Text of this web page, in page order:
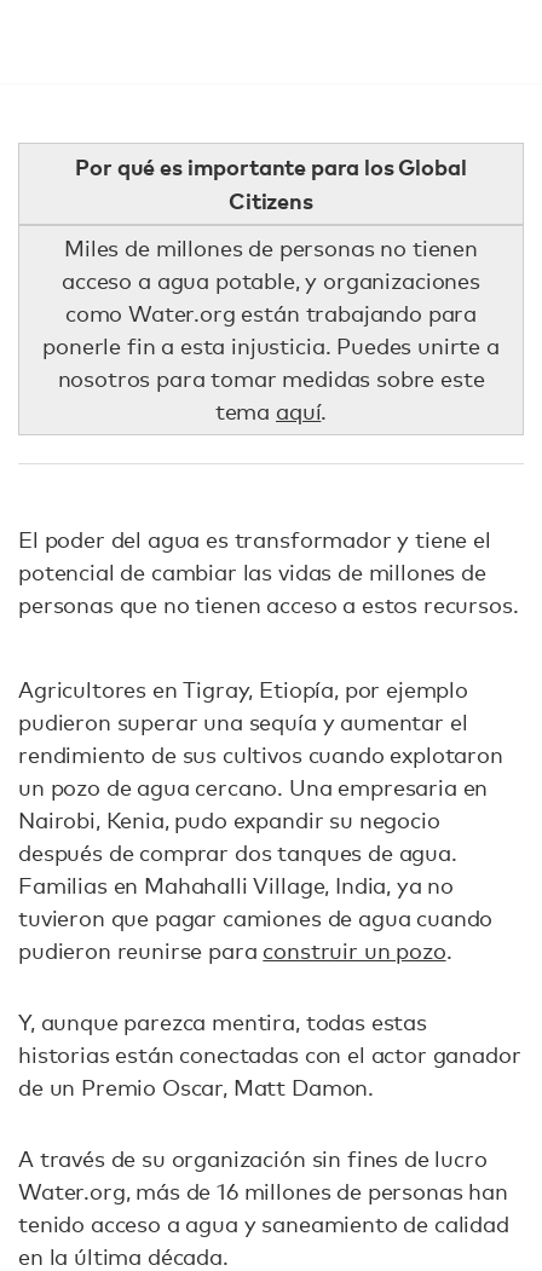
Por qué es importante para los Global
Citizens
Miles de millones de personas no tienen
acceso a agua potable, y organizaciones
como Water.org están trabajando para
ponerle fin a esta injusticia. Puedes unirte a
nosotros para tomar medidas sobre este
tema aquí.
El poder del agua es transformador y tiene el
potencial de cambiar las vidas de millones de
personas que no tienen acceso a estos recursos.
Agricultores en Tigray, Etiopía, por ejemplo
pudieron superar una sequía y aumentar el
rendimiento de sus cultivos cuando explotaron
un pozo de agua cercano. Una empresaria en
Nairobi, Kenia, pudo expandir su negocio
después de comprar dos tanques de agua.
Familias en Mahahalli Village, India, ya no
tuvieron que pagar camiones de agua cuando
pudieron reunirse para construir un pozo.
Y, aunque parezca mentira, todas estas
historias están conectadas con el actor ganador
de un Premio Oscar, Matt Damon.
A través de su organización sin fines de lucro
Water.org, más de 16 millones de personas han
tenido acceso a agua y saneamiento de calidad
en la última década.